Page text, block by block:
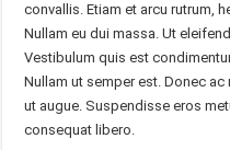
convallis. Etiam et arcu rutrum,
Nullam eu dui massa. Ut
Vestibulum quis est
Nullam ut semper est. Donec
ut augue. Suspendisse eros
consequat libero.